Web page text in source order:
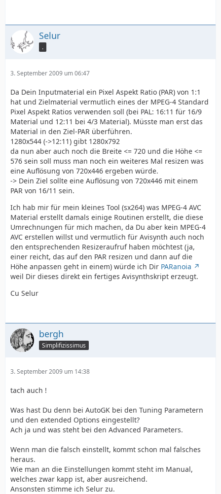
Selur
.
3. September 2009 um 06:47
Da Dein Inputmaterial ein Pixel Aspekt Ratio (PAR) von 1:1
hat und Zielmaterial vermutlich eines der MPEG-4 Standard
Pixel Aspekt Ratios verwenden soll (bei PAL: 16:11 für 16/9
Material und 12:11 bei 4/3 Material). Müsste man erst das
Material in den Ziel-PAR überführen.
1280x544 (->12:11) gibt 1280x792
da nun aber auch noch die Breite <= 720 und die Höhe <=
576 sein soll muss man noch ein weiteres Mal resizen was
eine Auflösung von 720x446 ergeben würde.
-> Dein Ziel sollte eine Auflösung von 720x446 mit einem
PAR von 16/11 sein.
Ich hab mir für mein kleines Tool (sx264) was MPEG-4 AVC
Material erstellt damals einige Routinen erstellt, die diese
Umrechnungen für mich machen, da Du aber kein MPEG-4
AVC erstellen willst und vermutlich für Avisynth auch noch
den entsprechenden Resizeraufruf haben möchtest (ja,
einer reicht, das auf den PAR resizen und dann auf die
Höhe anpassen geht in einem) würde ich Dir PARanoia
weil Dir dieses direkt ein fertiges Avisynthskript erzeugt.
Cu Selur
bergh
Simplifizissimus
3. September 2009 um 14:38
tach auch !
Was hast Du denn bei AutoGK bei den Tuning Parametern
und den extended Options eingestellt?
Ach ja und was steht bei den Advanced Parameters.
Wenn man die falsch einstellt, kommt schon mal falsches
heraus.
Wie man an die Einstellungen kommt steht im Manual,
welches zwar kapp ist, aber ausreichend.
Ansonsten stimme ich Selur zu.